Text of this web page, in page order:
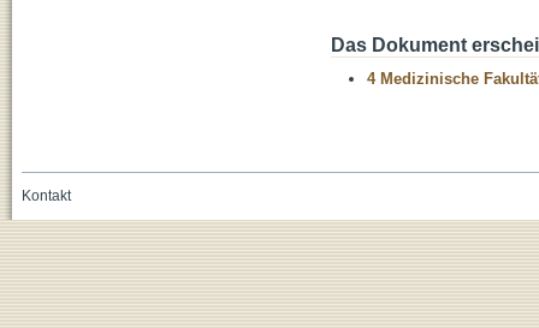
Das Dokument
4 Medizinische
Kontakt